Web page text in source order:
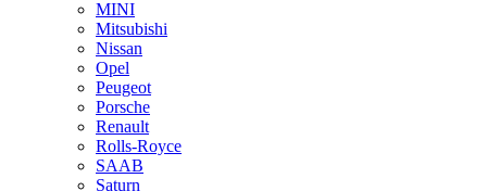
MINI
Mitsubishi
Nissan
Opel
Peugeot
Porsche
Renault
Rolls-Royce
SAAB
Saturn